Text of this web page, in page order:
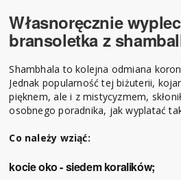
Własnoręcznie
bransoletka z
Shambhala to kolejna odmiana
Jednak popularność tej biżuterii,
pięknem, ale i z mistycyzmem,
osobnego poradnika, jak wyplatać
Co należy wziąć:
kocie oko - siedem koralików;